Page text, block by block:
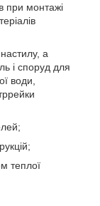
при монтажі
а
і споруд для
води,
теплої